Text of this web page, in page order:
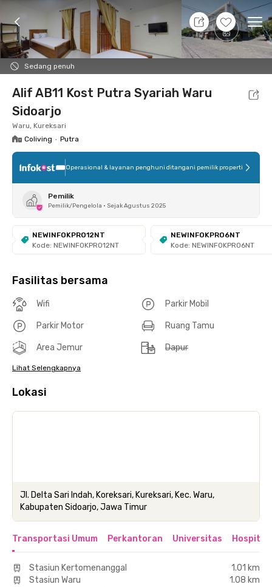
+6
Sedang penuh
8 Agt 26 - Belum tahu
Foto Fasilitas bersama Lokasi Kamar
Alif AB11 Kost Putra Syariah Waru
Sidoarjo
Waru, Kureksari
Coliving • Putra
Operasional & layanan penghuni ditangani pemilik properti
Pemilik
Pemilik/Pengelola • Sejak Agustus 2025
NEWINFOKPRO12NT
Kode: NEWINFOKPRO12NT
NEWINFOKPRO6NT
Kode: NEWINFOKPRO6NT
Fasilitas bersama
Wifi Parkir Mobil
Parkir Motor Ruang Tamu
Area Jemur Dapur
Lihat Selengkapnya
Lokasi
Jl. Delta Sari Indah, Koreksari, Kureksari, Kec. Waru,
Kabupaten Sidoarjo, Jawa Timur
Transportasi Umum Perkantoran Universitas Hospital
Stasiun Kertomenanggal
1.01 km
Stasiun Waru
1.08 km